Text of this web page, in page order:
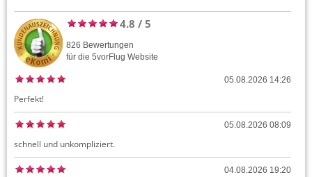
4.8 / 5
826 Bewertungen
für die 5vorFlug Website
05.08.2026 14:26
Perfekt!
05.08.2026 08:09
schnell und unkompliziert.
04.08.2026 19:20